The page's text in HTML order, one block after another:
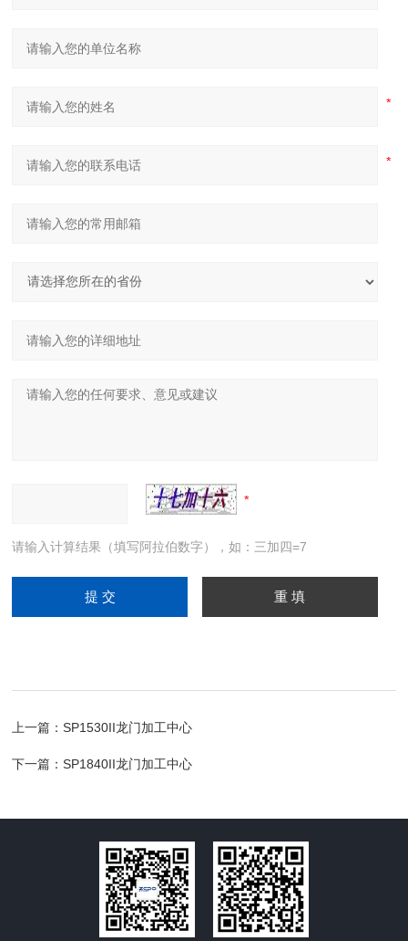
请输入计算结果（填写阿拉伯数字），如：三加四=7
上一篇：SP1530II龙门加工中心
下一篇：SP1840II龙门加工中心